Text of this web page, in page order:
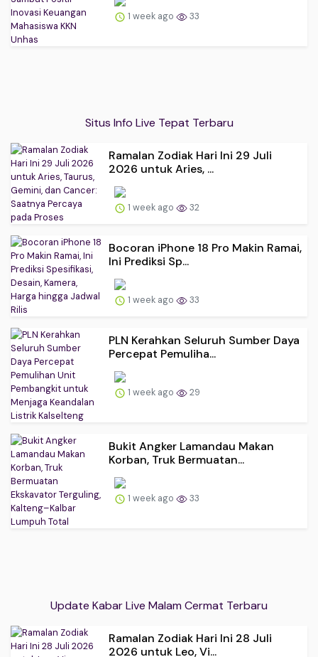
1 week ago 33
Situs Info Live Tepat Terbaru
Ramalan Zodiak Hari Ini 29 Juli
2026 untuk Aries, ...
1 week ago 32
Bocoran iPhone 18 Pro Makin Ramai,
Ini Prediksi Sp...
1 week ago 33
PLN Kerahkan Seluruh Sumber Daya
Percepat Pemuliha...
1 week ago 29
Bukit Angker Lamandau Makan
Korban, Truk Bermuatan...
1 week ago 33
Update Kabar Live Malam Cermat Terbaru
Ramalan Zodiak Hari Ini 28 Juli
2026 untuk Leo, Vi...